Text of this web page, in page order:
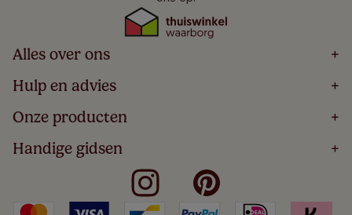
Alles over ons +
Home
Over
Bestellen
Winacties
Veelgestelde Vragen
Hulp en advies +
Volg Je Bestelling
Levering
5 Jaar Garantie
Algemene Voorwaarden
Kindveiligheid
Onze producten +
Houten Jaloezieën
Rolgordijnen
Verticale Jaloezieën
Handige gidsen +
Meten Voor Raamdecoratie
Badkamer Raamdecoratie
Slaapkamer Raamdecoratie